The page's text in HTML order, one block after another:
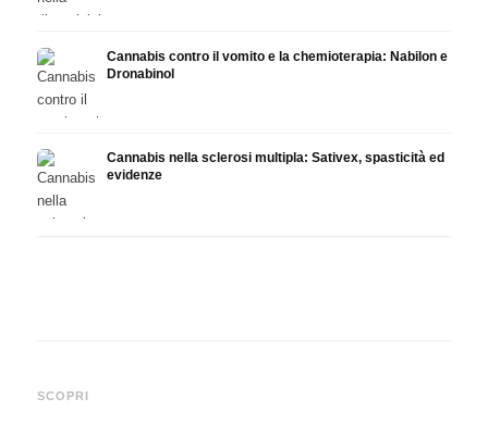
Cannabis contro il vomito e la chemioterapia: Nabilon e
Dronabinol
Cannabis nella sclerosi multipla: Sativex, spasticità ed
evidenze
SCOPRI
Epidiolex e lo stato della